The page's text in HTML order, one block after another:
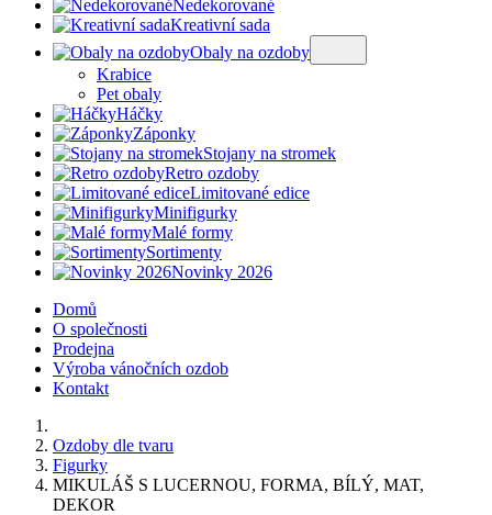
Nedekorované
Kreativní sada
Obaly na ozdoby
Krabice
Pet obaly
Háčky
Záponky
Stojany na stromek
Retro ozdoby
Limitované edice
Minifigurky
Malé formy
Sortimenty
Novinky 2026
Domů
O společnosti
Prodejna
Výroba vánočních ozdob
Kontakt
Ozdoby dle tvaru
Figurky
MIKULÁŠ S LUCERNOU, FORMA, BÍLÝ, MAT,
DEKOR